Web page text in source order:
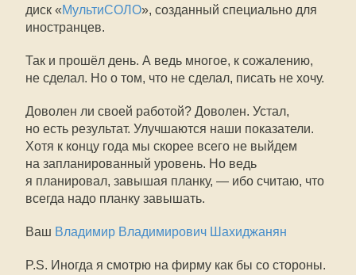
диск «МультиСОЛО», созданный специально для
иностранцев.
Так и прошёл день. А ведь многое, к сожалению,
не сделал. Но о том, что не сделал, писать не хочу.
Доволен ли своей работой? Доволен. Устал,
но есть результат. Улучшаются наши показатели.
Хотя к концу года мы скорее всего не выйдем
на запланированный уровень. Но ведь
я планировал, завышая планку, — ибо считаю, что
всегда надо планку завышать.
Ваш Владимир Владимирович Шахиджанян
P.S. Иногда я смотрю на фирму как бы со стороны.